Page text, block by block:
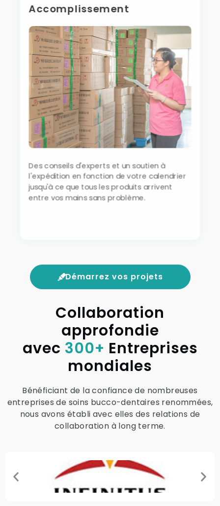
Accomplissement
Des conseils d'experts et un soutien à
l'expédition en fonction de votre calendrier
jusqu'à ce que tous les produits arrivent
entre vos mains sans problème.
Démarrez vos projets
Collaboration
approfondie
avec 300+ Entreprises
mondiales
Bénéficiant de la confiance de nombreuses
entreprises de soins bucco-dentaires renommées,
nous avons établi avec elles des relations de
collaboration à long terme.